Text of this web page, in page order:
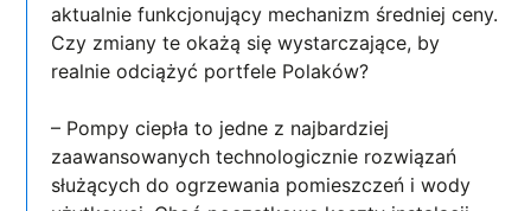
aktualnie funkcjonujący mechanizm średniej ceny.
Czy zmiany te okażą się wystarczające, by
realnie odciążyć portfele Polaków?
– Pompy ciepła to jedne z najbardziej
zaawansowanych technologicznie rozwiązań
służących do ogrzewania pomieszczeń i wody